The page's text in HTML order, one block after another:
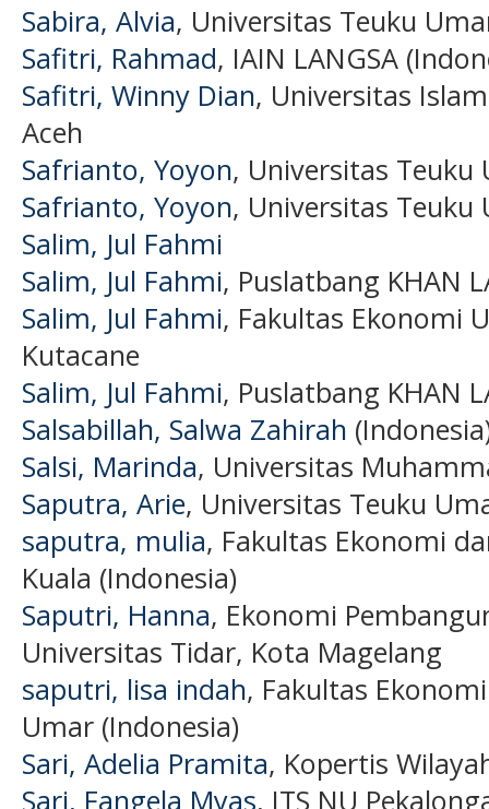
Sabira, Alvia, Universitas Teuku
Safitri, Rahmad, IAIN LANGSA
Safitri, Winny Dian, Universitas
Aceh
Safrianto, Yoyon, Universitas Teuku
Safrianto, Yoyon, Universitas Teuku
Salim, Jul Fahmi
Salim, Jul Fahmi, Puslatbang KHAN
Salim, Jul Fahmi, Fakultas Ekonomi
Kutacane
Salim, Jul Fahmi, Puslatbang KHAN
Salsabillah, Salwa Zahirah
Salsi, Marinda, Universitas
Saputra, Arie, Universitas Teuku
saputra, mulia, Fakultas Ekonomi
Kuala (Indonesia)
Saputri, Hanna, Ekonomi
Universitas Tidar, Kota Magelang
saputri, lisa indah, Fakultas
Umar (Indonesia)
Sari, Adelia Pramita, Kopertis
Sari, Fangela Myas, ITS NU